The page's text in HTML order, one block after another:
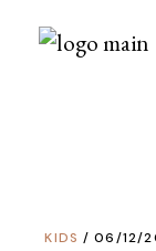
KIDS 06/12/